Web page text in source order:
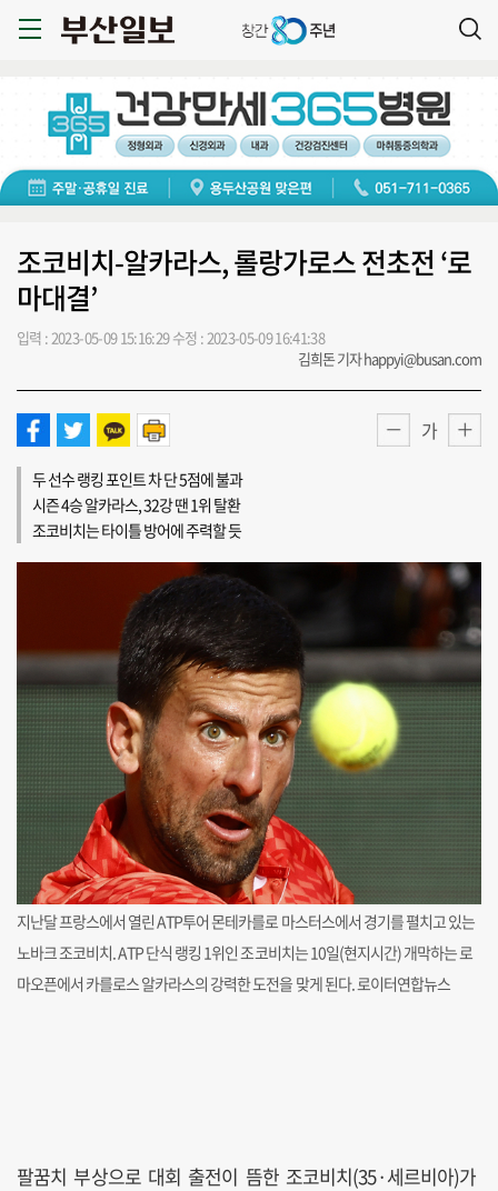
조코비치-알카라스, 롤랑가로스 전초전 ‘로
마대결’
입력 : 2023-05-09 15:16:29수정 : 2023-05-09 16:41:38
김희돈 기자 happyi@busan.com
가
두 선수 랭킹 포인트 차 단 5점에 불과
시즌 4승 알카라스, 32강 땐 1위 탈환
조코비치는 타이틀 방어에 주력할 듯
지난달 프랑스에서 열린 ATP투어 몬테카를로 마스터스에서 경기를 펼치고 있는
노바크 조코비치. ATP 단식 랭킹 1위인 조코비치는 10일(현지시간) 개막하는 로
마오픈에서 카를로스 알카라스의 강력한 도전을 맞게 된다. 로이터연합뉴스
팔꿈치 부상으로 대회 출전이 뜸한 조코비치(35·세르비아)가